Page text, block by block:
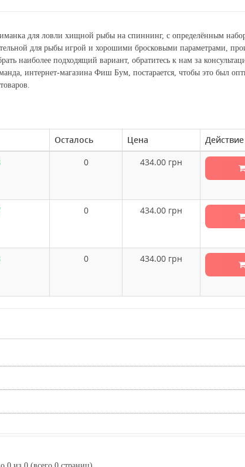
для ловли хищной рыбы на спиннинг, с определённым
для рыбы игрой и хорошими бросковыми параметрами,
наиболее подходящий вариант, обратитесь к нам за
интернет-магазина Фиш Бум, постарается, чтобы это был
Осталось Цена
Действие
0 434.00 грн
0 434.00 грн
0 434.00 грн